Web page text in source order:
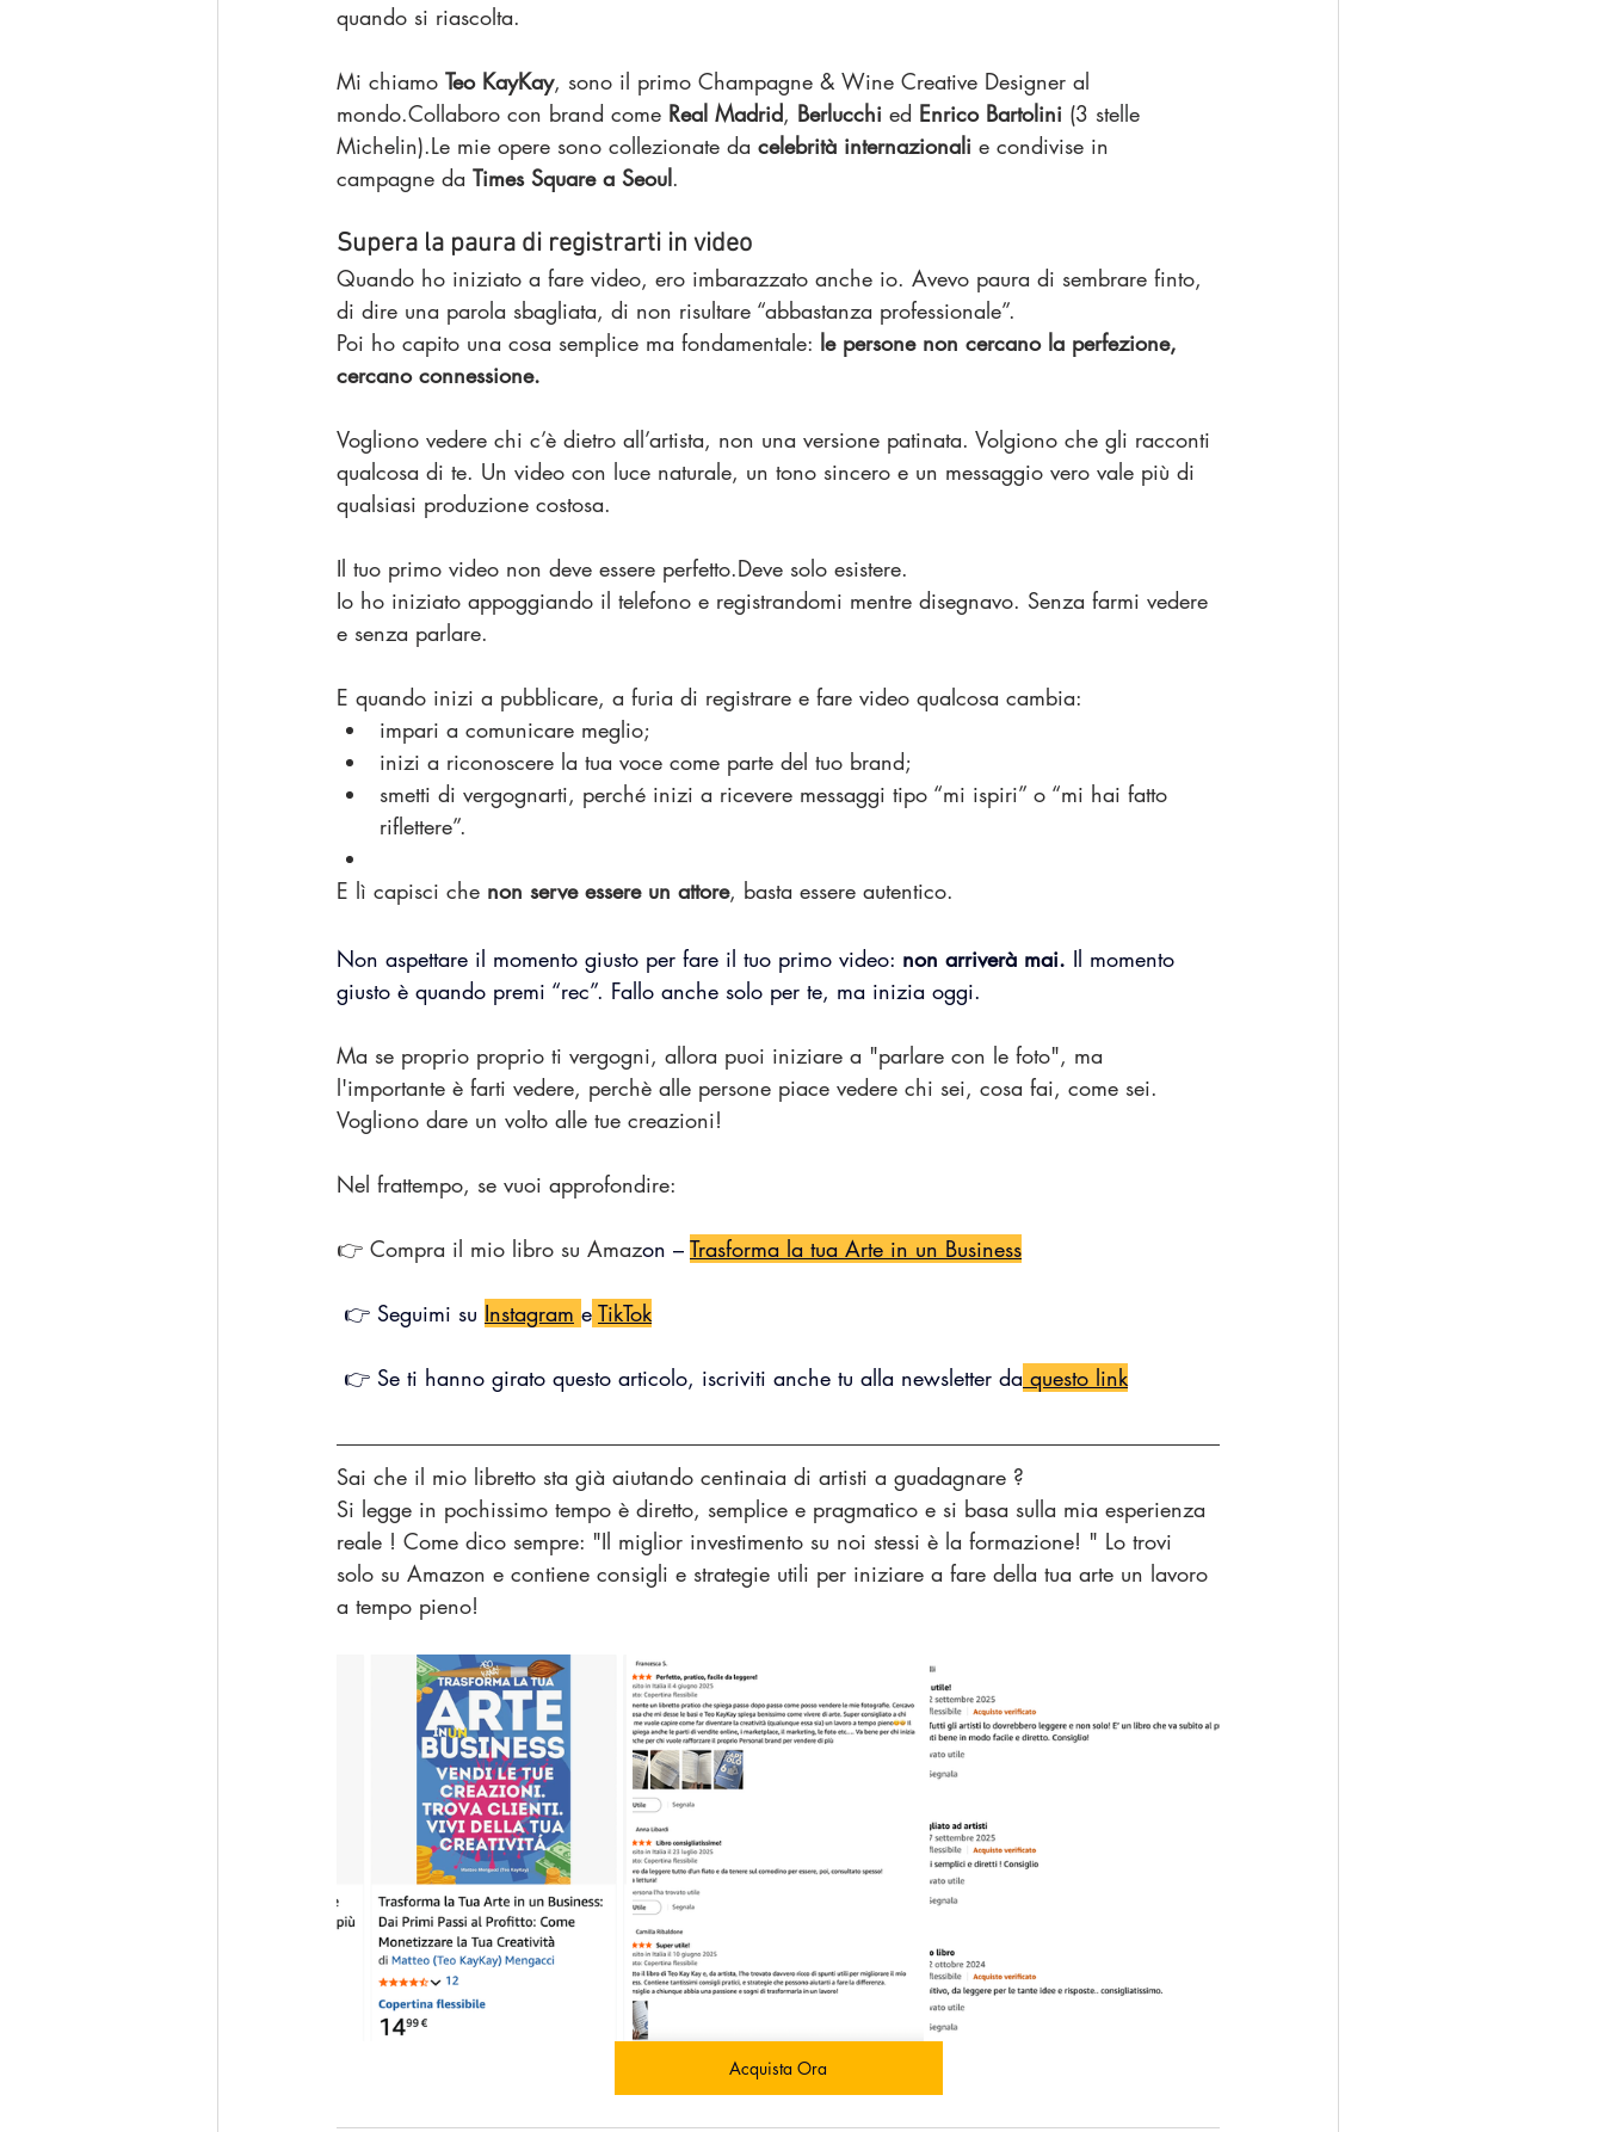
quando si riascolta.
Mi chiamo Teo KayKay, sono il primo Champagne & Wine Creative Designer al
mondo.Collaboro con brand come Real Madrid, Berlucchi ed Enrico Bartolini (3 stelle
Michelin).Le mie opere sono collezionate da celebrità internazionali e condivise in
campagne da Times Square a Seoul.
Supera la paura di registrarti in video
Quando ho iniziato a fare video, ero imbarazzato anche io. Avevo paura di sembrare finto,
di dire una parola sbagliata, di non risultare “abbastanza professionale”.
Poi ho capito una cosa semplice ma fondamentale: le persone non cercano la perfezione,
cercano connessione.
Vogliono vedere chi c’è dietro all’artista, non una versione patinata. Volgiono che gli racconti
qualcosa di te. Un video con luce naturale, un tono sincero e un messaggio vero vale più di
qualsiasi produzione costosa.
Il tuo primo video non deve essere perfetto.Deve solo esistere.
Io ho iniziato appoggiando il telefono e registrandomi mentre disegnavo. Senza farmi vedere
e senza parlare.
E quando inizi a pubblicare, a furia di registrare e fare video qualcosa cambia:
impari a comunicare meglio;
inizi a riconoscere la tua voce come parte del tuo brand;
smetti di vergognarti, perché inizi a ricevere messaggi tipo “mi ispiri” o “mi hai fatto
riflettere”.
E lì capisci che non serve essere un attore, basta essere autentico.
Non aspettare il momento giusto per fare il tuo primo video: non arriverà mai. Il momento
giusto è quando premi “rec”. Fallo anche solo per te, ma inizia oggi.
Ma se proprio proprio ti vergogni, allora puoi iniziare a "parlare con le foto", ma
l'importante è farti vedere, perchè alle persone piace vedere chi sei, cosa fai, come sei.
Vogliono dare un volto alle tue creazioni!
Nel frattempo, se vuoi approfondire:
👉 Compra il mio libro su Amazon – Trasforma la tua Arte in un Business
👉 Seguimi su Instagram e TikTok
👉 Se ti hanno girato questo articolo, iscriviti anche tu alla newsletter da questo link
Sai che il mio libretto sta già aiutando centinaia di artisti a guadagnare ?
Si legge in pochissimo tempo è diretto, semplice e pragmatico e si basa sulla mia esperienza
reale ! Come dico sempre: "Il miglior investimento su noi stessi è la formazione! " Lo trovi
solo su Amazon e contiene consigli e strategie utili per iniziare a fare della tua arte un lavoro
a tempo pieno!
Acquista Ora